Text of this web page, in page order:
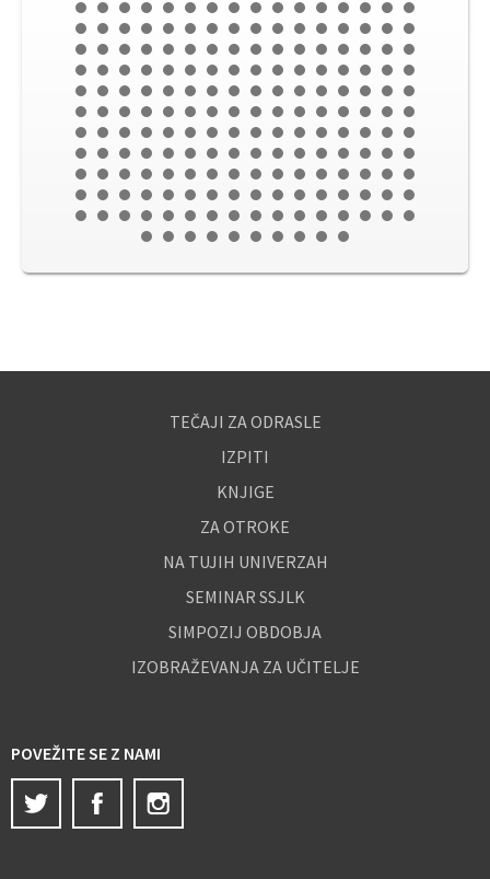
TEČAJI ZA ODRASLE
IZPITI
KNJIGE
ZA OTROKE
NA TUJIH UNIVERZAH
SEMINAR SSJLK
SIMPOZIJ OBDOBJA
IZOBRAŽEVANJA ZA UČITELJE
POVEŽITE SE Z NAMI
Twitter
Facebook